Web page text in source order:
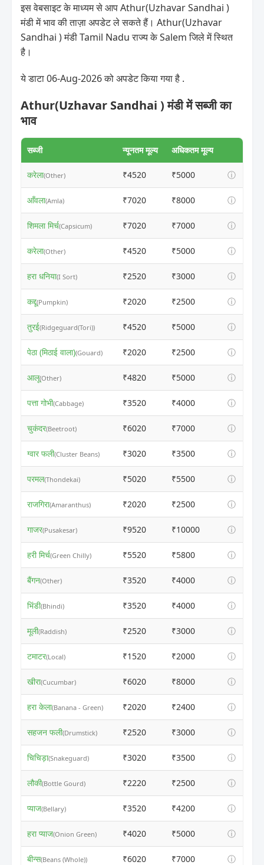
इस वेबसाइट के माध्यम से आप Athur(Uzhavar Sandhai )
मंडी में भाव की ताज़ा अपडेट ले सकते हैं। Athur(Uzhavar
Sandhai ) मंडी Tamil Nadu राज्य के Salem जिले में स्थित
है।
ये डाटा 06-Aug-2026 को अपडेट किया गया है .
Athur(Uzhavar Sandhai ) मंडी में सब्जी का
भाव
सब्जी न्यूनतम मूल्य अधिकतम मूल्य
करेला(Other) ₹4520 ₹5000 ⓘ
आँवला(Amla) ₹7020 ₹8000 ⓘ
शिमला मिर्च(Capsicum) ₹7020 ₹7000 ⓘ
करेला(Other) ₹4520 ₹5000 ⓘ
हरा धनिया(I Sort) ₹2520 ₹3000 ⓘ
कद्दू(Pumpkin) ₹2020 ₹2500 ⓘ
तुरई(Ridgeguard(Tori)) ₹4520 ₹5000 ⓘ
पेठा (मिठाई वाला)(Gouard) ₹2020 ₹2500 ⓘ
आलू(Other) ₹4820 ₹5000 ⓘ
पत्ता गोभी(Cabbage) ₹3520 ₹4000 ⓘ
चुकंदर(Beetroot) ₹6020 ₹7000 ⓘ
ग्वार फली(Cluster Beans) ₹3020 ₹3500 ⓘ
परमल(Thondekai) ₹5020 ₹5500 ⓘ
राजगिरा(Amaranthus) ₹2020 ₹2500 ⓘ
गाजर(Pusakesar) ₹9520 ₹10000 ⓘ
हरी मिर्च(Green Chilly) ₹5520 ₹5800 ⓘ
बैंगन(Other) ₹3520 ₹4000 ⓘ
भिंडी(Bhindi) ₹3520 ₹4000 ⓘ
मूली(Raddish) ₹2520 ₹3000 ⓘ
टमाटर(Local) ₹1520 ₹2000 ⓘ
खीरा(Cucumbar) ₹6020 ₹8000 ⓘ
हरा केला(Banana - Green) ₹2020 ₹2400 ⓘ
सहजन फली(Drumstick) ₹2520 ₹3000 ⓘ
चिचिड़ा(Snakeguard) ₹3020 ₹3500 ⓘ
लौकी(Bottle Gourd) ₹2220 ₹2500 ⓘ
प्याज(Bellary) ₹3520 ₹4200 ⓘ
हरा प्याज(Onion Green) ₹4020 ₹5000 ⓘ
बीन्स(Beans (Whole)) ₹6020 ₹7000 ⓘ